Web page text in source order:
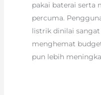
pakai baterai serta
percuma.
listrik dinilai
menghemat
pun lebih